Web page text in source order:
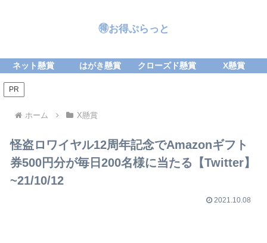
🉐お得ぷらっと
ネット懸賞 はがき懸賞 クローズド懸賞 X懸賞
PR
ホーム X懸賞
怪盗ロワイヤル12周年記念でAmazonギフト
券500円分が毎日200名様に当たる【Twitter】
~21/10/12
2021.10.08